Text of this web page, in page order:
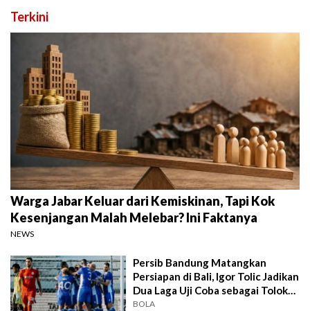
Terkini
Warga Jabar Keluar dari Kemiskinan, Tapi Kok
Kesenjangan Malah Melebar? Ini Faktanya
NEWS
Persib Bandung Matangkan
Persiapan di Bali, Igor Tolic Jadikan
Dua Laga Uji Coba sebagai Tolok
Ukur
BOLA